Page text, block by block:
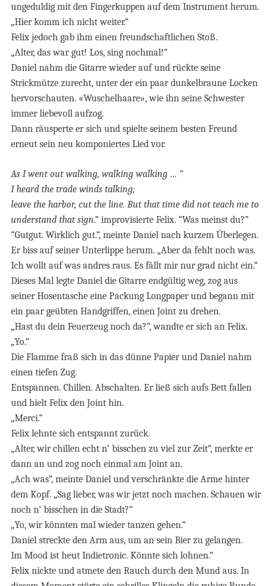
ungeduldig mit den Fingerkuppen auf dem Instrument herum.
„Hier komm ich nicht weiter.“
Felix jedoch gab ihm einen freundschaftlichen Stoß.
„Alter, das war gut! Los, sing nochmal!“
Daniel nahm die Gitarre wieder auf und rückte seine
Strickmütze zurecht, unter der ein paar dunkelbraune Locken
hervorschauten. «Wuschelhaare», wie ihn seine Schwester
immer liebevoll aufzog.
Dann räusperte er sich und spielte seinem besten Freund
erneut sein neu komponiertes Lied vor.
As I went out walking, walking walking … “
I heard the trade winds talking;
leave the harbor, cut the line. But that time did not teach me to
understand that sign.” improvisierte Felix. “Was meinst du?”
“Gutgut. Wirklich gut.“, meinte Daniel nach kurzem Überlegen.
Er biss auf seiner Unterlippe herum. „Aber da fehlt noch was.
Ich wollt auf was andres raus. Es fällt mir nur grad nicht ein.“
Dieses Mal legte Daniel die Gitarre endgültig weg, zog aus
seiner Hosentasche eine Packung Longpaper und begann mit
ein paar geübten Handgriffen, einen Joint zu drehen.
„Hast du dein Feuerzeug noch da?“, wandte er sich an Felix.
„Yo.“
Die Flamme fraß sich in das dünne Papier und Daniel nahm
einen tiefen Zug.
Entspannen. Chillen. Abschalten. Er ließ sich aufs Bett fallen
und hielt Felix den Joint hin.
„Merci.“
Felix lehnte sich entspannt zurück.
„Alter, wir chillen echt n‘ bisschen zu viel zur Zeit“, merkte er
dann an und zog noch einmal am Joint an.
„Ach was“, meinte Daniel und verschränkte die Arme hinter
dem Kopf. „Sag lieber, was wir jetzt noch machen. Schauen wir
noch n‘ bisschen in die Stadt?“
„Yo, wir könnten mal wieder tanzen gehen.“
Daniel streckte den Arm aus, um an sein Bier zu gelangen.
Im Mood ist heut Indietronic. Könnte sich lohnen.“
Felix nickte und atmete den Rauch durch den Mund aus. In